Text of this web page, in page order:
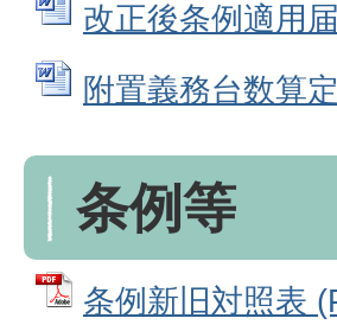
改正後条例適用
附置義務台数算
条例等
条例新旧対照表